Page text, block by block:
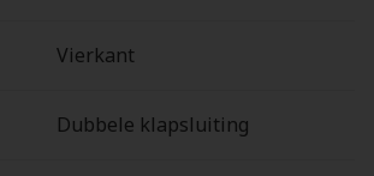
Vierkant
Dubbele klapsluiting